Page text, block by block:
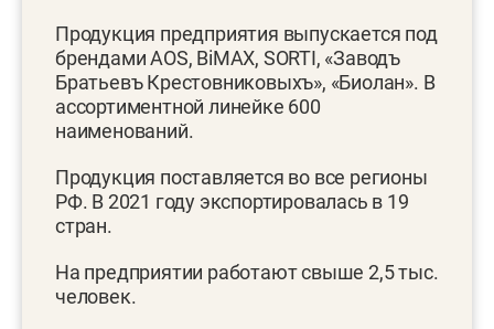
Продукция предприятия выпускается под
брендами AOS, BiMAX, SORTI, «Заводъ
Братьевъ Крестовниковыхъ», «Биолан». В
ассортиментной линейке 600
наименований.
Продукция поставляется во все регионы
РФ. В 2021 году экспортировалась в 19
стран.
На предприятии работают свыше 2,5 тыс.
человек.